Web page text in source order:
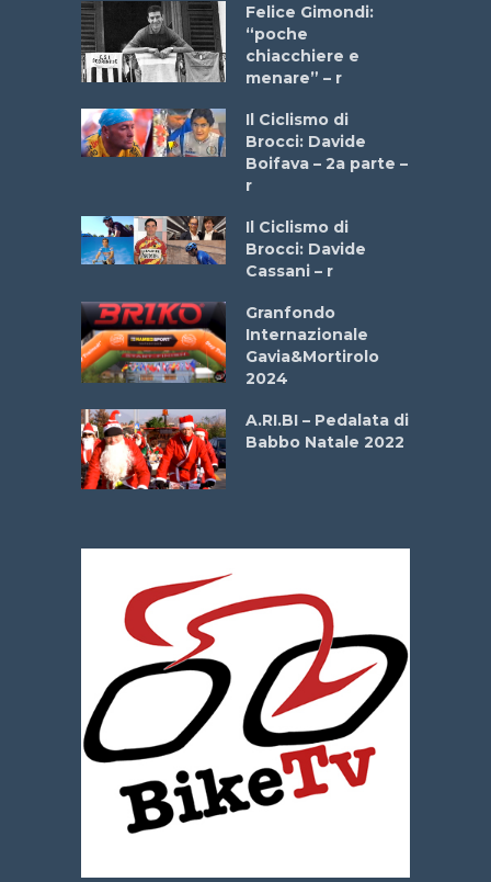
Felice Gimondi:
“poche
chiacchiere e
menare” – r
Il Ciclismo di
Brocci: Davide
Boifava – 2a parte –
r
Il Ciclismo di
Brocci: Davide
Cassani – r
Granfondo
Internazionale
Gavia&Mortirolo
2024
A.RI.BI – Pedalata di
Babbo Natale 2022